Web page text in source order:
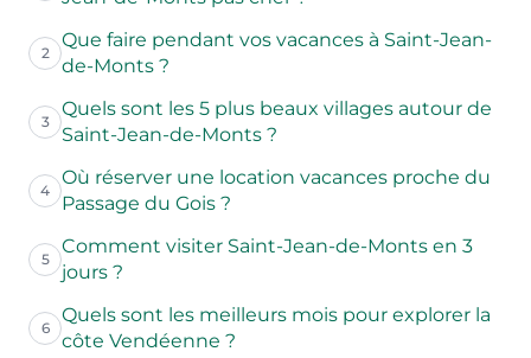
2
Que faire pendant vos vacances à Saint-Jean-
de-Monts ?
3
Quels sont les 5 plus beaux villages autour de
Saint-Jean-de-Monts ?
4
Où réserver une location vacances proche du
Passage du Gois ?
5
Comment visiter Saint-Jean-de-Monts en 3
jours ?
6
Quels sont les meilleurs mois pour explorer la
côte Vendéenne ?